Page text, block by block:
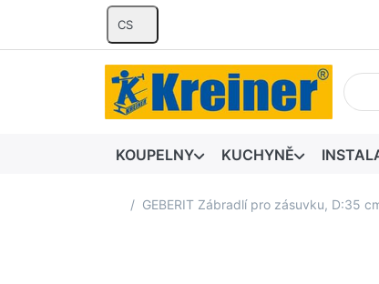
CS
KOUPELNY KUCHYNĚ
Domovská stránka
GEBERIT Zábradlí pro zásuvku, D:35